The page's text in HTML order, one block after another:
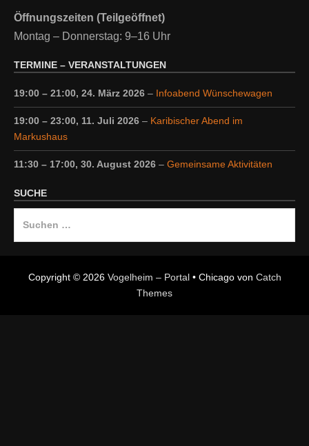
Öffnungszeiten (Teilgeöffnet)
Montag – Donnerstag: 9–16 Uhr
TERMINE – VERANSTALTUNGEN
19:00 – 21:00, 24. März 2026 – Infoabend Wünschewagen
19:00 – 23:00, 11. Juli 2026 – Karibischer Abend im
Markushaus
11:30 – 17:00, 30. August 2026 – Gemeinsame Aktivitäten
SUCHE
Copyright © 2026 Vogelheim – Portal• Chicago von Catch
Themes